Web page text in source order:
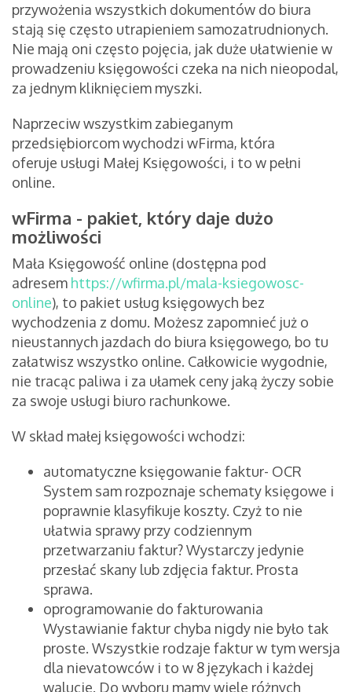
przywożenia wszystkich dokumentów do biura
stają się często utrapieniem samozatrudnionych.
Nie mają oni często pojęcia, jak duże ułatwienie w
prowadzeniu księgowości czeka na nich nieopodal,
za jednym kliknięciem myszki.
Naprzeciw wszystkim zabieganym
przedsiębiorcom wychodzi wFirma, która
oferuje usługi Małej Księgowości, i to w pełni
online.
wFirma - pakiet, który daje dużo
możliwości
Mała Księgowość online (dostępna pod
adresem https://wfirma.pl/mala-ksiegowosc-
online), to pakiet usług księgowych bez
wychodzenia z domu. Możesz zapomnieć już o
nieustannych jazdach do biura księgowego, bo tu
załatwisz wszystko online. Całkowicie wygodnie,
nie tracąc paliwa i za ułamek ceny jaką życzy sobie
za swoje usługi biuro rachunkowe.
W skład małej księgowości wchodzi:
automatyczne księgowanie faktur- OCR
System sam rozpoznaje schematy księgowe i
poprawnie klasyfikuje koszty. Czyż to nie
ułatwia sprawy przy codziennym
przetwarzaniu faktur? Wystarczy jedynie
przesłać skany lub zdjęcia faktur. Prosta
sprawa.
oprogramowanie do fakturowania
Wystawianie faktur chyba nigdy nie było tak
proste. Wszystkie rodzaje faktur w tym wersja
dla nievatowców i to w 8 językach i każdej
walucie. Do wyboru mamy wiele różnych